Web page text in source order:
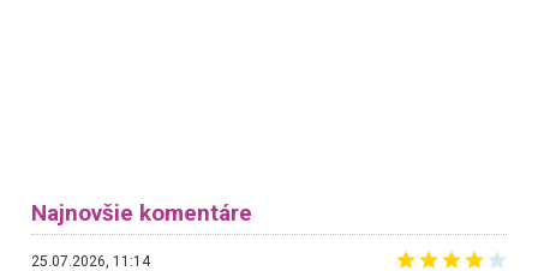
Najnovšie komentáre
25.07.2026, 11:14